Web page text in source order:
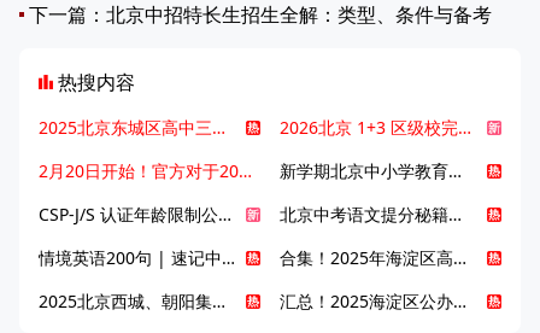
下一篇： 北京中招特长生招生全解：类型、条件与备考
热搜内容
2025北京东城区高中三大梯队高中有哪些？录取分数线是多少？
2026北京 1+3 区级校完整名单发布，13549 个名额该如何规划报考？
2月20日开始！官方对于2025年北京市中招体检问题解答！
新学期北京中小学教育八大变化全解析：学位、政策、教学等方面迎新变革
CSP-J/S 认证年龄限制公告发布，新规即日起实施！
北京中考语文提分秘籍！攻克 5000 易混易错字
情境英语200句 | 速记中考英语1600词
合集！2025年海淀区高中校情介绍
2025北京西城、朝阳集团校直升新动态
汇总！2025海淀区公办高中校情全解